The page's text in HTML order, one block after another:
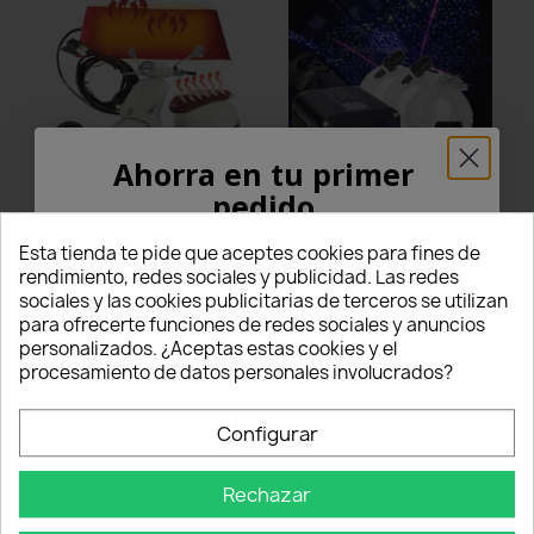
Kit universal de calefacción
para asiento de motocicleta
de fibra de carbono
36,00 €
star_borderstar_borderstar_borderstar_borderstar_border
0 Comentarios
Questo prodotto è stato
acquistato: 53 times
copy of Kit Cielo Estrellado
Fibra Óptica RGBW LED 16W
APP para Smartphone
301,00 €
starstarstarstar star
1 Comentarios
Questo prodotto è stato
acquistato: 8 times
Esta tienda te pide que aceptes cookies para fines de
rendimiento, redes sociales y publicidad. Las redes
sociales y las cookies publicitarias de terceros se utilizan
para ofrecerte funciones de redes sociales y anuncios
personalizados. ¿Aceptas estas cookies y el
procesamiento de datos personales involucrados?
Configurar
Rechazar
Ahorra en tu primer
pedido
¡5% PARA TI!
Introduce tu correo electrónico aquí abajo
para recibir un5% DE DESCUENTOen tu
primer pedido.
Nome